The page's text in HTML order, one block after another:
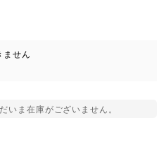
ません
いま在庫がございません。